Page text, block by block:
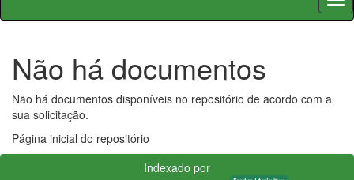
Não há documentos
Não há documentos disponíveis no repositório de acordo com a
sua solicitação.
Página inicial do repositório
Indexado por